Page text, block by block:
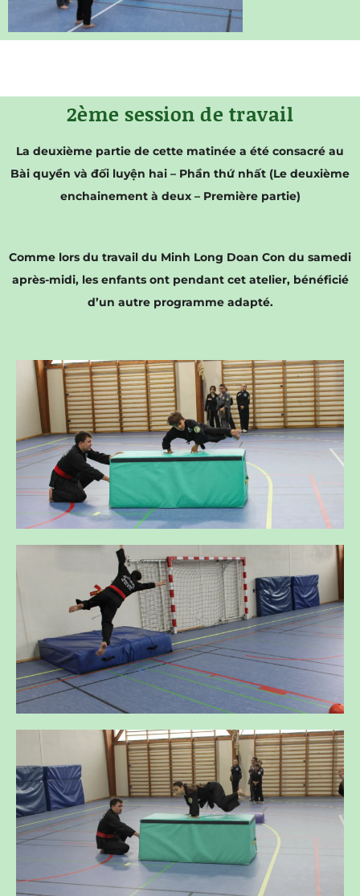
2ème session de travail
La deuxième partie de cette matinée a été consacré au
Bài quyền và đối luyện hai – Phần thứ nhất (Le deuxième
enchainement à deux – Première partie)
Comme lors du travail du Minh Long Doan Con du samedi
après-midi, les enfants ont pendant cet atelier, bénéficié
d’un autre programme adapté.